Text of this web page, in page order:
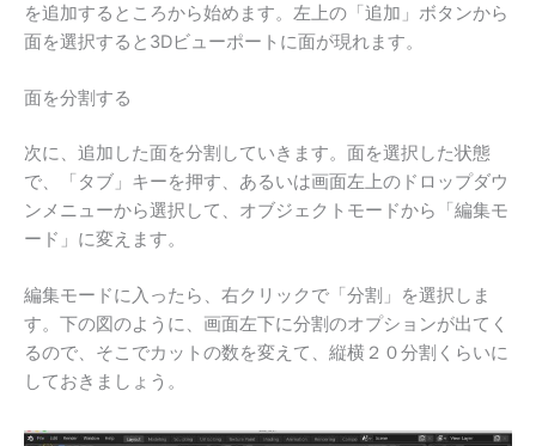
を追加するところから始めます。左上の「追加」ボタンから
面を選択すると3Dビューポートに面が現れます。
面を分割する
次に、追加した面を分割していきます。面を選択した状態
で、「タブ」キーを押す、あるいは画面左上のドロップダウ
ンメニューから選択して、オブジェクトモードから「編集モ
ード」に変えます。
編集モードに入ったら、右クリックで「分割」を選択しま
す。下の図のように、画面左下に分割のオプションが出てく
るので、そこでカットの数を変えて、縦横２０分割くらいに
しておきましょう。